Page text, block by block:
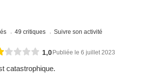
49 critiques Suivre son activité
1,0Publiée le 6 juillet 2023
catastrophique.